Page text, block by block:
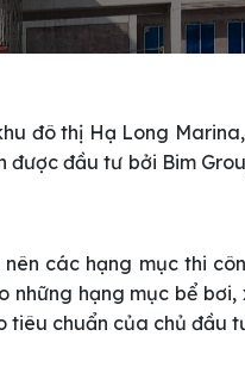
đô thị Hạ Long
đầu tư bởi Bim
các hạng mục thi
những hạng mục bể
tiêu chuẩn của chủ đầu